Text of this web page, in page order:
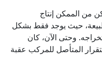
من الممكن إنتاج
حيث يوجد فقط بشكل
وحتى الآن، كان
المتأصل للمركب عقبة